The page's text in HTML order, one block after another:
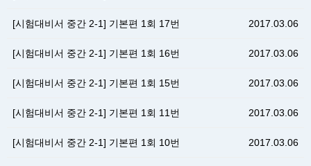
2017.03.06
[시험대비서 중간 2-1] 기본편 1회 17번
2017.03.06
[시험대비서 중간 2-1] 기본편 1회 16번
2017.03.06
[시험대비서 중간 2-1] 기본편 1회 15번
2017.03.06
[시험대비서 중간 2-1] 기본편 1회 11번
2017.03.06
[시험대비서 중간 2-1] 기본편 1회 10번